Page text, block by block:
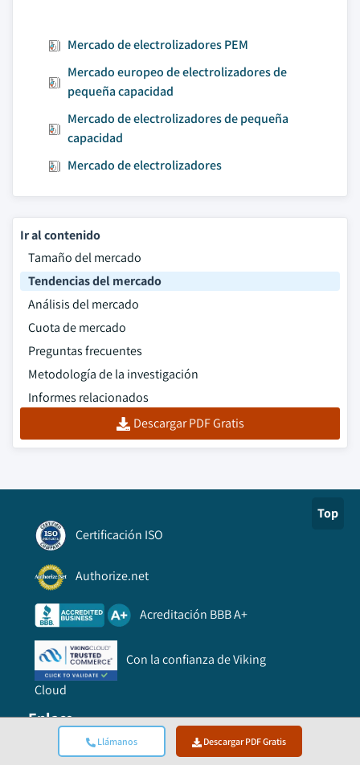
Llámanos Descargar PDF Gratis
Mercado de electrolizadores PEM
Mercado europeo de electrolizadores de
pequeña capacidad
Mercado de electrolizadores de pequeña
capacidad
Mercado de electrolizadores
Ir al contenido
Tamaño del mercado
Tendencias del mercado
Análisis del mercado
Cuota de mercado
Preguntas frecuentes
Metodología de la investigación
Informes relacionados
Descargar PDF Gratis
Top
Certificación ISO
Authorize.net
Acreditación BBB A+
Con la confianza de Viking
Cloud
Enlace